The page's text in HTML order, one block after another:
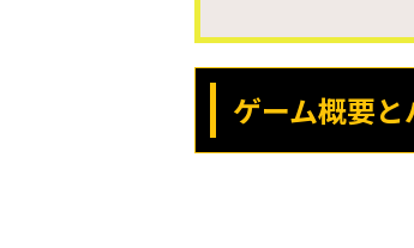
ゲーム概要